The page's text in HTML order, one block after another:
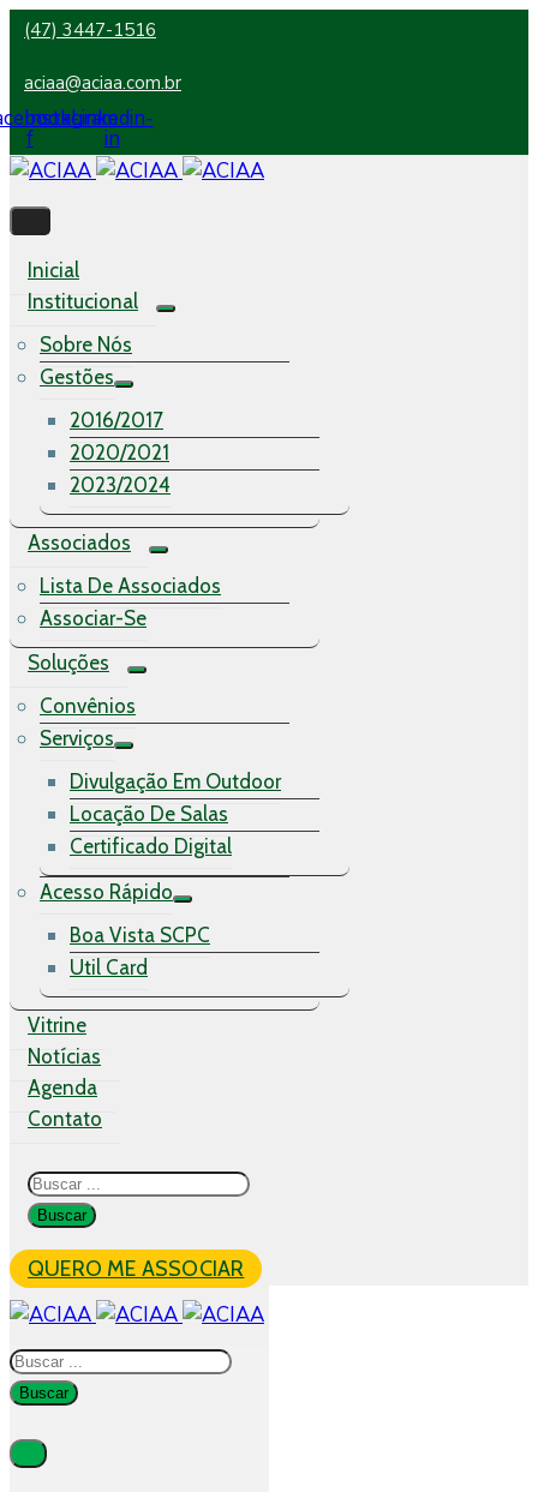
(47) 3447-1516
aciaa@aciaa.com.br
f
Instagram
Linkedin-
in
Inicial
Institucional
Sobre Nós
Gestões
2016/2017
2020/2021
2023/2024
Associados
Lista De Associados
Associar-Se
Soluções
Convênios
Serviços
Divulgação Em Outdoor
Locação De Salas
Certificado Digital
Acesso Rápido
Boa Vista SCPC
Util Card
Vitrine
Notícias
Agenda
Contato
QUERO ME ASSOCIAR